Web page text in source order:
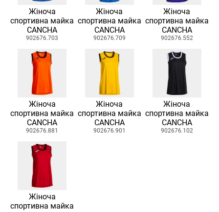
Жіноча
спортивна майка
CANCHA
902676.703
Жіноча
спортивна майка
CANCHA
902676.709
Жіноча
спортивна майка
CANCHA
902676.552
Жіноча
спортивна майка
CANCHA
902676.881
Жіноча
спортивна майка
CANCHA
902676.901
Жіноча
спортивна майка
CANCHA
902676.102
Жіноча
спортивна майка